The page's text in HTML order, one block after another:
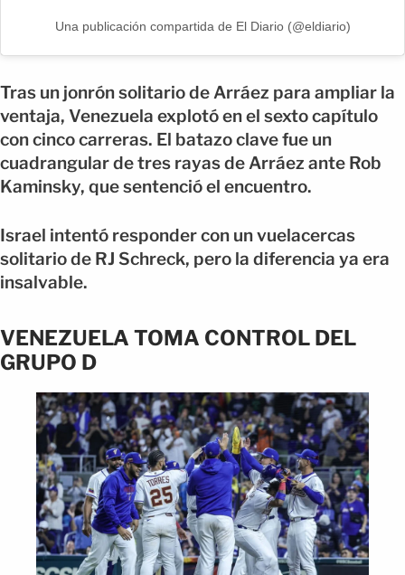
Una publicación compartida de El Diario (@eldiario)
Tras un jonrón solitario de Arráez para ampliar la
ventaja, Venezuela explotó en el sexto capítulo
con cinco carreras. El batazo clave fue un
cuadrangular de tres rayas de Arráez ante Rob
Kaminsky, que sentenció el encuentro.
Israel intentó responder con un vuelacercas
solitario de RJ Schreck, pero la diferencia ya era
insalvable.
VENEZUELA TOMA CONTROL DEL
GRUPO D